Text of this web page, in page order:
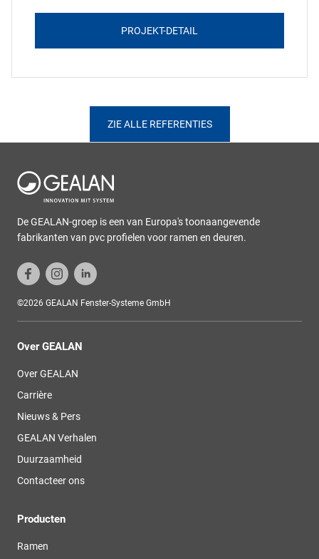
PROJEKT-DETAIL
ZIE ALLE REFERENTIES
De GEALAN-groep is een van Europa's toonaangevende
fabrikanten van pvc profielen voor ramen en deuren.
©2026 GEALAN Fenster-Systeme GmbH
Over GEALAN
Over GEALAN
Carrière
Nieuws & Pers
GEALAN Verhalen
Duurzaamheid
Contacteer ons
Producten
Ramen